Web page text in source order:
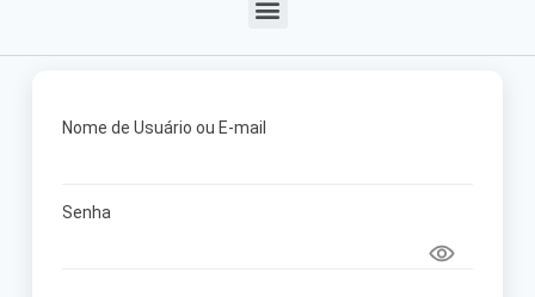
Nome de Usuário ou E-mail
Senha